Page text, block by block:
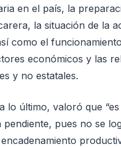
en el país, la
la situación de la
como el
económicos y las
y no estatales.
lo último, valoró que
pendiente, pues no se